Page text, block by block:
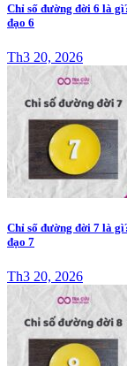
Chỉ số đường đời 6 là
đạo 6
Th3 20, 2026
Chỉ số đường đời 7 là
đạo 7
Th3 20, 2026